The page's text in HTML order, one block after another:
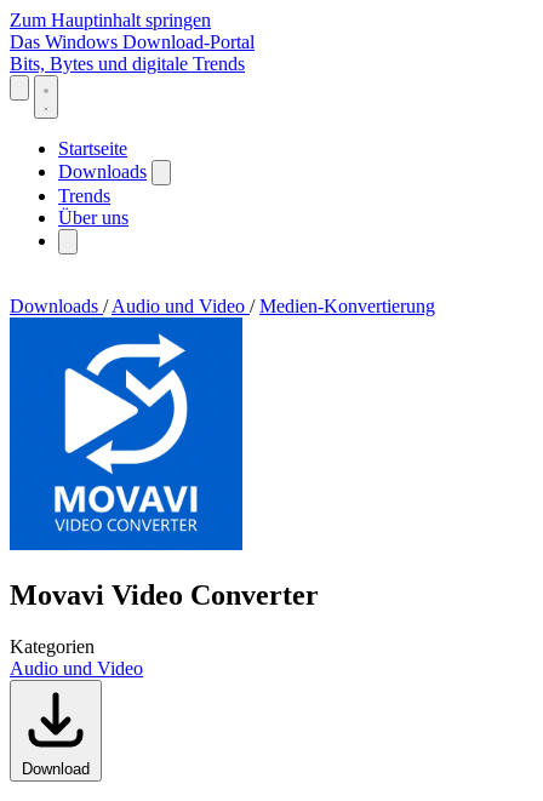
Zum Hauptinhalt springen
Das Windows Download-Portal
Bits, Bytes und digitale Trends
Startseite
Downloads
Trends
Über uns
Downloads / Audio und Video / Medien-Konvertierung
Movavi Video Converter
Kategorien
Audio und Video
Download